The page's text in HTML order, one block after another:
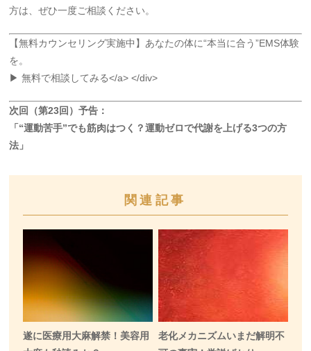
方は、ぜひ一度ご相談ください。
【無料カウンセリング実施中】あなたの体に“本当に合う”EMS体験
を。
▶ 無料で相談してみる</a> </div>
次回（第23回）予告：
「“運動苦手”でも筋肉はつく？運動ゼロで代謝を上げる3つの方
法」
関連記事
遂に医療用大麻解禁！美容用
老化メカニズムいまだ解明不